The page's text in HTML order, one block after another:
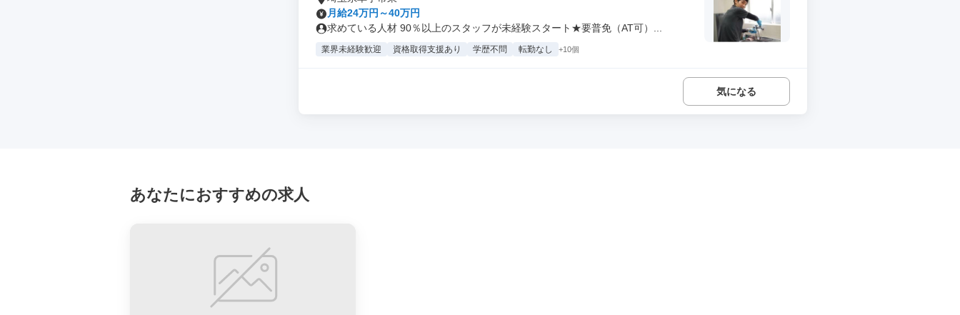
月給24万円～40万円
求めている人材 90％以上のスタッフが未経験スタート★要普免（AT可）...
業界未経験歓迎 資格取得支援あり 学歴不問 転勤なし +10個
気になる
あなたにおすすめの求人